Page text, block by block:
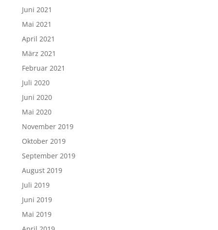
Juni 2021
Mai 2021
April 2021
März 2021
Februar 2021
Juli 2020
Juni 2020
Mai 2020
November 2019
Oktober 2019
September 2019
August 2019
Juli 2019
Juni 2019
Mai 2019